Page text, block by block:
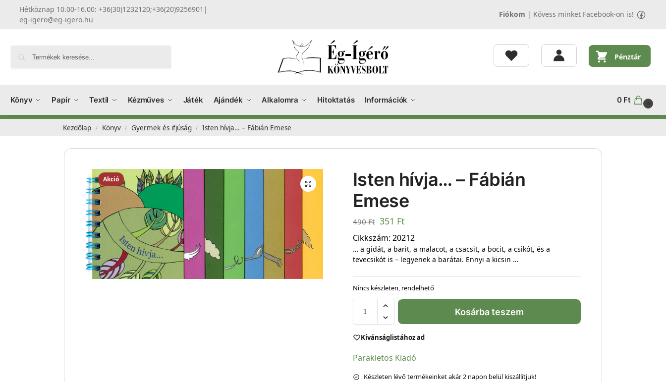
Hétköznap 10.00-16.00: +36(30)1232120;+36(20)9256901 |
eg-igero@eg-igero.hu
Fiókom | Kövess minket Facebook-on is!
Pénztár
Könyv Papír Textil Kézműves Játék Ajándék Alkalomra Hitoktatás Információk 0 Ft 0
Kezdőlap / Könyv / Gyermek és ifjúság / Isten hívja… – Fábián Emese
Akció
Isten hívja… – Fábián
Emese
490Ft 351 Ft
Cikkszám: 20212
… a gidát, a barit, a malacot, a csacsit, a bocit, a csikót, és a
tevecsikót is – legyenek a barátai. Ennyi a kicsin …
Nincs készleten, rendelhető
Kosárba teszem
Kívánságlistához ad
Parakletos Kiadó
Készleten lévő termékeinket akár 2 napon belül kiszállítjuk!